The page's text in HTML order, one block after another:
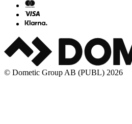
© Dometic Group AB (PUBL) 2026